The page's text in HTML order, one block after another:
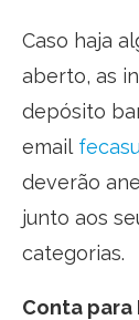
Caso haja
aberto, as
depósito
email
deverão
junto aos
categorias.
Conta